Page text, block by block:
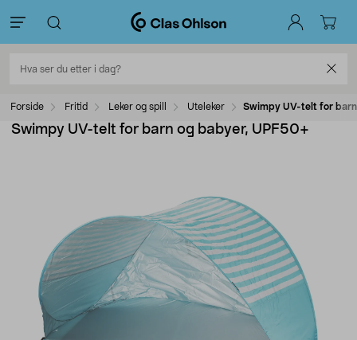
Forside Fritid Leker og spill Uteleker Swimpy UV-telt for
Swimpy UV-telt for barn og babyer, UPF50+